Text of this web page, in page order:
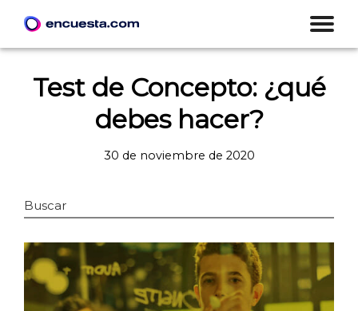
Test de Concepto: ¿qué
debes hacer?
30 de noviembre de 2020
Buscar